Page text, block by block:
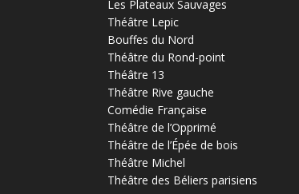
Les Plateaux Sauvages
Théâtre Lepic
Bouffes du Nord
Théâtre du Rond-point
Théâtre 13
Théâtre Rive gauche
Comédie Française
Théâtre de l’Opprimé
Théâtre de l’Épée de bois
Théâtre Michel
Théâtre des Béliers parisiens